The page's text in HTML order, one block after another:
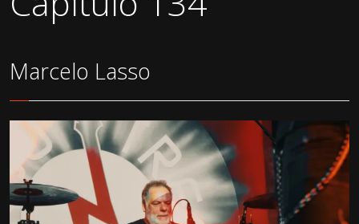
Marcelo Lasso